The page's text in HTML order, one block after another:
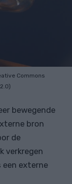
Commons
bewegende
bron
de
verkregen
een externe